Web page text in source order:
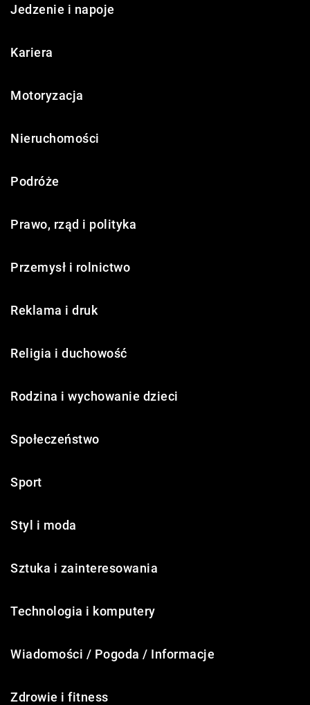
Jedzenie i napoje
Kariera
Motoryzacja
Nieruchomości
Podróże
Prawo, rząd i polityka
Przemysł i rolnictwo
Reklama i druk
Religia i duchowość
Rodzina i wychowanie dzieci
Społeczeństwo
Sport
Styl i moda
Sztuka i zainteresowania
Technologia i komputery
Wiadomości / Pogoda / Informacje
Zdrowie i fitness